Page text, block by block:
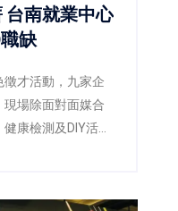
缺
才活動，九家企
場除面對面媒合
康檢測及DIY活